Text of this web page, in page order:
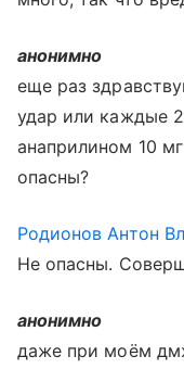
анонимно
еще раз
удар или каждые
анаприлином 10
опасны?
Родионов Антон
Не опасны.
анонимно
даже при моём